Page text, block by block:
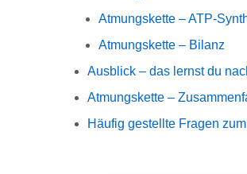
Atmungskette – ATP-
Atmungskette – Bilanz
Ausblick – das lernst du
Atmungskette –
Häufig gestellte Fragen